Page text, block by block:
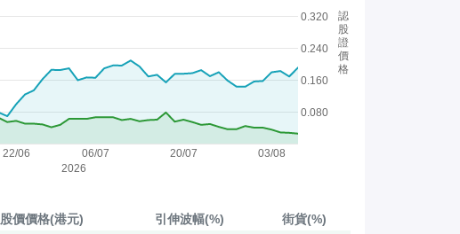
22/06 06/07 20/07 03/08
0.080
0.160
0.240
0.320
2026
認
股
證
價
格
股價價格(港元) 引伸波幅(%)
街貨(%)